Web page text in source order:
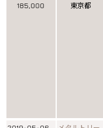
185,000 東京都